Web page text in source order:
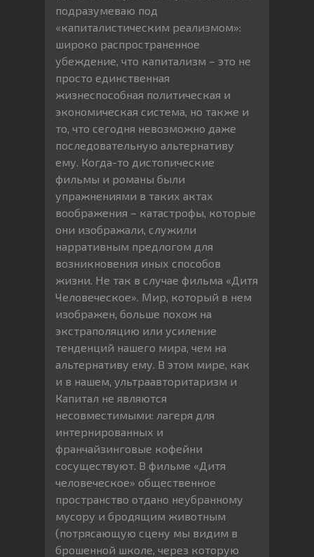
подразумеваю под
«капиталистическим реализмом»:
широко распространенное
убеждение, что капитализм – это не
просто единственная
жизнеспособная политическая и
экономическая система, но также и
то, что сегодня невозможно даже
последовательную альтернативу
ему. Когда-то дистопические
фильмы и романы были
упражнениями в таких актах
воображения – катастрофы, которые
они изображали, служили
нарративным предлогом для
возникновения иных способов
жизни. Не так в случае фильма «Дитя
Человеческое». Мир, который в нем
изображен, больше похож на
экстраполяцию или усиление
тенденций нашего мира, чем на
альтернативу ему. В этом мире, как
и в нашем, ультраавторитаризм и
Капитал не являются
несовместимыми: лагеря для
интернированных и
франчайзинговые кофейни
сосуществуют. В фильме «Дитя
человеческое» общественное
пространство отдано неубранному
мусору и бродящим животным
(потрясающую сцену мы видим в
брошенной школе, через которую